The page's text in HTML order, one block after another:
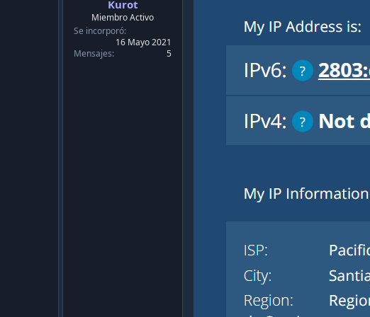
Kurot
Miembro Activo
Se incorporó
16 Mayo 2021
Mensajes
5